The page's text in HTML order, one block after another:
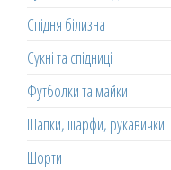
Спідня білизна
Сукні та спідниці
Футболки та майки
Шапки, шарфи, рукавички
Шорти